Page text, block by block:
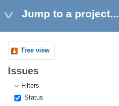
Jump to a project...
Tree view
Issues
Filters
Status